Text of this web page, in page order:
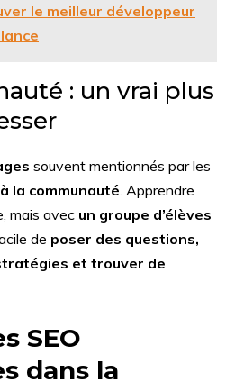
le meilleur développeur
: un vrai plus
souvent mentionnés par les
à la communauté. Apprendre
mais avec un groupe d’élèves
de poser des questions,
et trouver de
SEO
dans la